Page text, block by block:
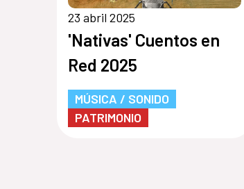
23 abril 2025
'Nativas' Cuentos en
Red 2025
MÚSICA / SONIDO
PATRIMONIO